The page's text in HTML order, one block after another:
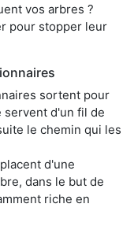
vos arbres ?
pour stopper leur
sortent pour
servent d'un fil de
le chemin qui les
d'une
dans le but de
riche en